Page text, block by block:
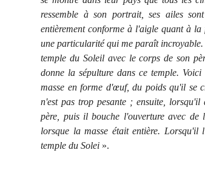
ressemble à son portrait, ses ailes
entièrement conforme à l'aigle quant à
une particularité qui me paraît
temple du Soleil avec le corps de son
donne la sépulture dans ce temple.
masse en forme d'œuf, du poids qu'il se
n'est pas trop pesante ; ensuite,
père, puis il bouche l'ouverture avec
lorsque la masse était entière.
temple du Solei ».